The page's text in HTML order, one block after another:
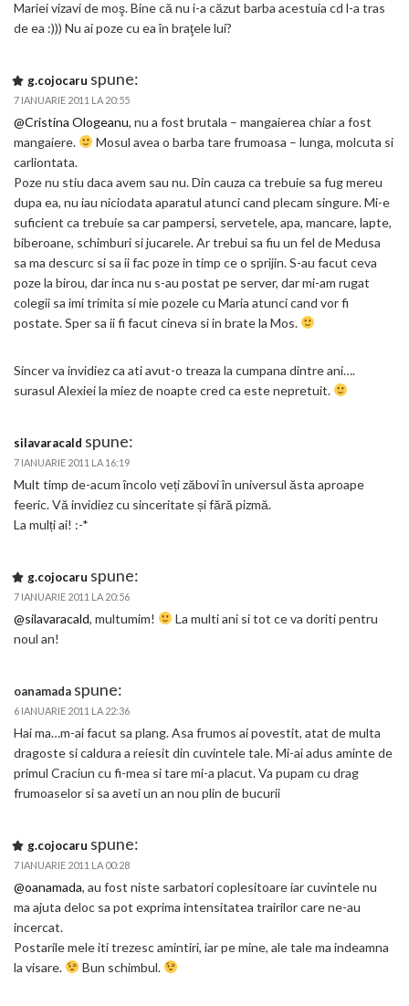
Mariei vizavi de moş. Bine că nu i-a căzut barba acestuia cd l-a tras
de ea :))) Nu ai poze cu ea în braţele lui?
g.cojocaru spune:
7 IANUARIE 2011 LA 20:55
@Cristina Ologeanu, nu a fost brutala – mangaierea chiar a fost
mangaiere.
Mosul avea o barba tare frumoasa – lunga, molcuta si
carliontata.
Poze nu stiu daca avem sau nu. Din cauza ca trebuie sa fug mereu
dupa ea, nu iau niciodata aparatul atunci cand plecam singure. Mi-e
suficient ca trebuie sa car pampersi, servetele, apa, mancare, lapte,
biberoane, schimburi si jucarele. Ar trebui sa fiu un fel de Medusa
sa ma descurc si sa ii fac poze in timp ce o sprijin. S-au facut ceva
poze la birou, dar inca nu s-au postat pe server, dar mi-am rugat
colegii sa imi trimita si mie pozele cu Maria atunci cand vor fi
postate. Sper sa ii fi facut cineva si in brate la Mos.
Sincer va invidiez ca ati avut-o treaza la cumpana dintre ani….
surasul Alexiei la miez de noapte cred ca este nepretuit.
silavaracald spune:
7 IANUARIE 2011 LA 16:19
Mult timp de-acum încolo veți zăbovi în universul ăsta aproape
feeric. Vă invidiez cu sinceritate și fără pizmă.
La mulți ai! :-*
g.cojocaru spune:
7 IANUARIE 2011 LA 20:56
@silavaracald, multumim!
La multi ani si tot ce va doriti pentru
noul an!
oanamada spune:
6 IANUARIE 2011 LA 22:36
Hai ma…m-ai facut sa plang. Asa frumos ai povestit, atat de multa
dragoste si caldura a reiesit din cuvintele tale. Mi-ai adus aminte de
primul Craciun cu fi-mea si tare mi-a placut. Va pupam cu drag
frumoaselor si sa aveti un an nou plin de bucurii
g.cojocaru spune:
7 IANUARIE 2011 LA 00:28
@oanamada, au fost niste sarbatori coplesitoare iar cuvintele nu
ma ajuta deloc sa pot exprima intensitatea trairilor care ne-au
incercat.
Postarile mele iti trezesc amintiri, iar pe mine, ale tale ma indeamna
la visare.
Bun schimbul.